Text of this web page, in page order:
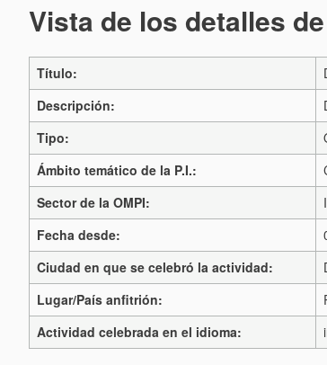
Vista de los detalles
Título:
Descripción:
Tipo:
Ámbito temático de la P.I.:
Sector de la OMPI:
Fecha desde:
Ciudad en que se celebró la actividad:
Lugar/País anfitrión:
Actividad celebrada en el idioma: